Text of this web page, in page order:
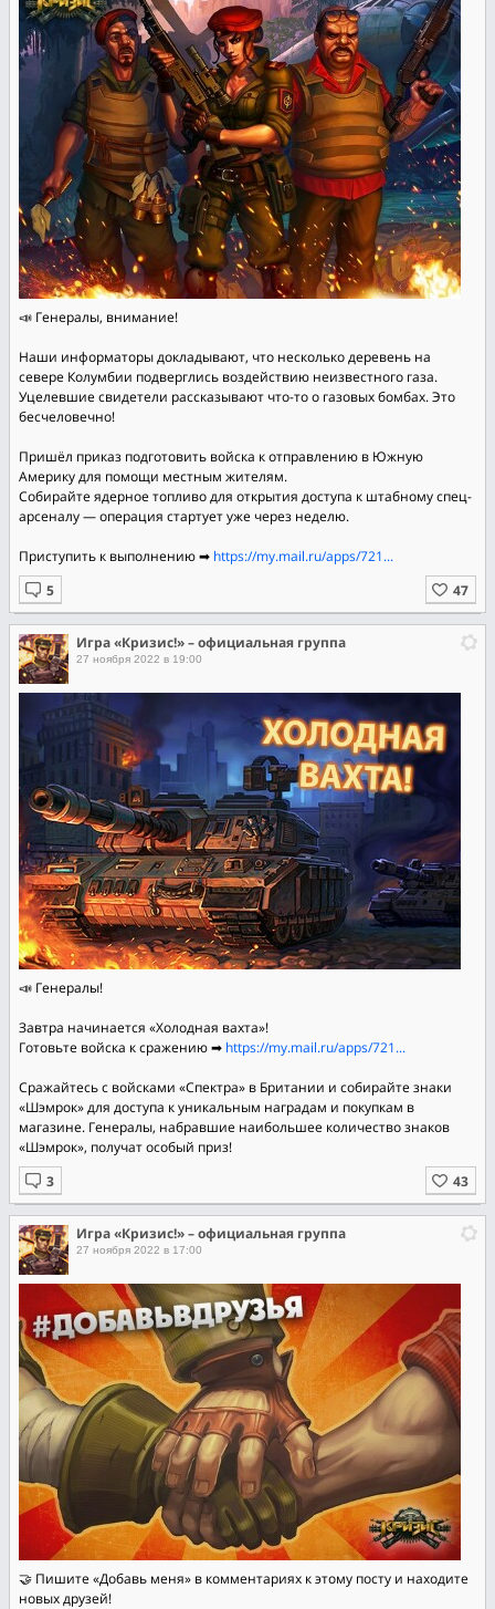
📣 Генералы, внимание!
Наши информаторы докладывают, что несколько деревень на
севере Колумбии подверглись воздействию неизвестного газа.
Уцелевшие свидетели рассказывают что-то о газовых бомбах. Это
бесчеловечно!
Пришёл приказ подготовить войска к отправлению в Южную
Америку для помощи местным жителям.
Собирайте ядерное топливо для открытия доступа к штабному спец-
арсеналу — операция стартует уже через неделю.
Приступить к выполнению ➡ https://my.mail.ru/apps/721...
Игра «Кризис!» – официальная группа
27 ноября 2022 в 19:00
📣 Генералы!
Завтра начинается «Холодная вахта»!
Готовьте войска к сражению ➡ https://my.mail.ru/apps/721...
Сражайтесь с войсками «Спектра» в Британии и собирайте знаки
«Шэмрок» для доступа к уникальным наградам и покупкам в
магазине. Генералы, набравшие наибольшее количество знаков
«Шэмрок», получат особый приз!
Игра «Кризис!» – официальная группа
27 ноября 2022 в 17:00
🤝 Пишите «Добавь меня» в комментариях к этому посту и находите
новых друзей!